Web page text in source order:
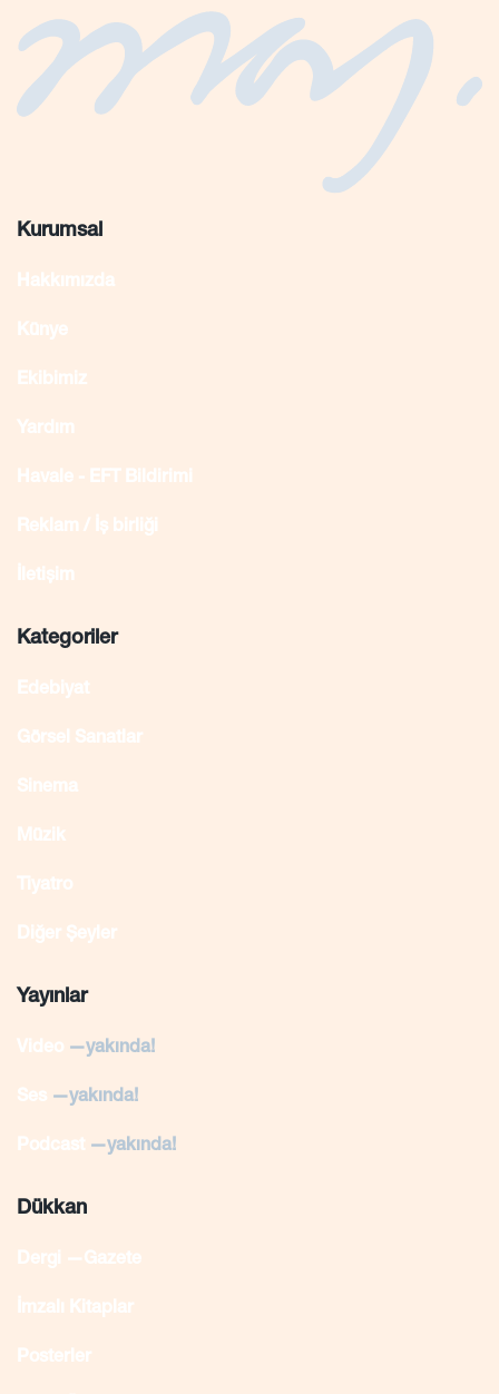
Kurumsal
Hakkımızda
Künye
Ekibimiz
Yardım
Havale - EFT Bildirimi
Reklam / İş birliği
İletişim
Kategoriler
Edebiyat
Görsel Sanatlar
Sinema
Müzik
Tiyatro
Diğer Şeyler
Yayınlar
Video —yakında!
Ses —yakında!
Podcast —yakında!
Dükkan
Dergi —Gazete
İmzalı Kitaplar
Posterler